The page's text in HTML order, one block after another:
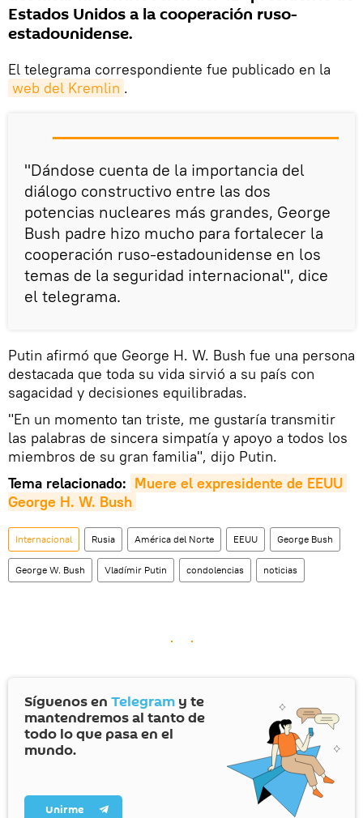
Estados Unidos a la cooperación ruso-
estadounidense.
El telegrama correspondiente fue publicado en la
web del Kremlin .
"Dándose cuenta de la importancia del
diálogo constructivo entre las dos
potencias nucleares más grandes, George
Bush padre hizo mucho para fortalecer la
cooperación ruso-estadounidense en los
temas de la seguridad internacional", dice
el telegrama.
Putin afirmó que George H. W. Bush fue una persona
destacada que toda su vida sirvió a su país con
sagacidad y decisiones equilibradas.
"En un momento tan triste, me gustaría transmitir
las palabras de sincera simpatía y apoyo a todos los
miembros de su gran familia", dijo Putin.
Tema relacionado: Muere el expresidente de EEUU
George H. W. Bush
Internacional Rusia América del Norte EEUU George Bush
George W. Bush Vladímir Putin condolencias noticias
Síguenos en Telegram y te
mantendremos al tanto de
todo lo que pasa en el
mundo.
Unirme